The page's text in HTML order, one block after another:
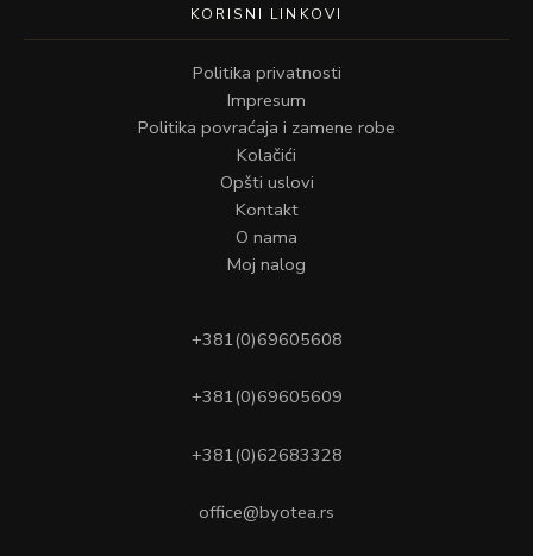
KORISNI LINKOVI
Politika privatnosti
Impresum
Politika povraćaja i zamene robe
Kolačići
Opšti uslovi
Kontakt
O nama
Moj nalog
+381(0)69605608
+381(0)69605609
+381(0)62683328
office@byotea.rs